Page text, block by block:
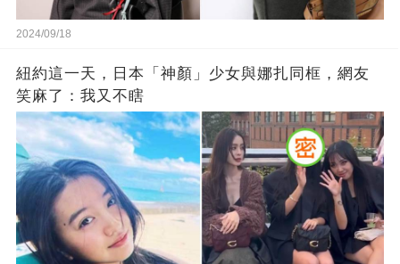
2024/09/18
紐約這一天，日本「神顏」少女與娜扎同框，網友
笑麻了：我又不瞎